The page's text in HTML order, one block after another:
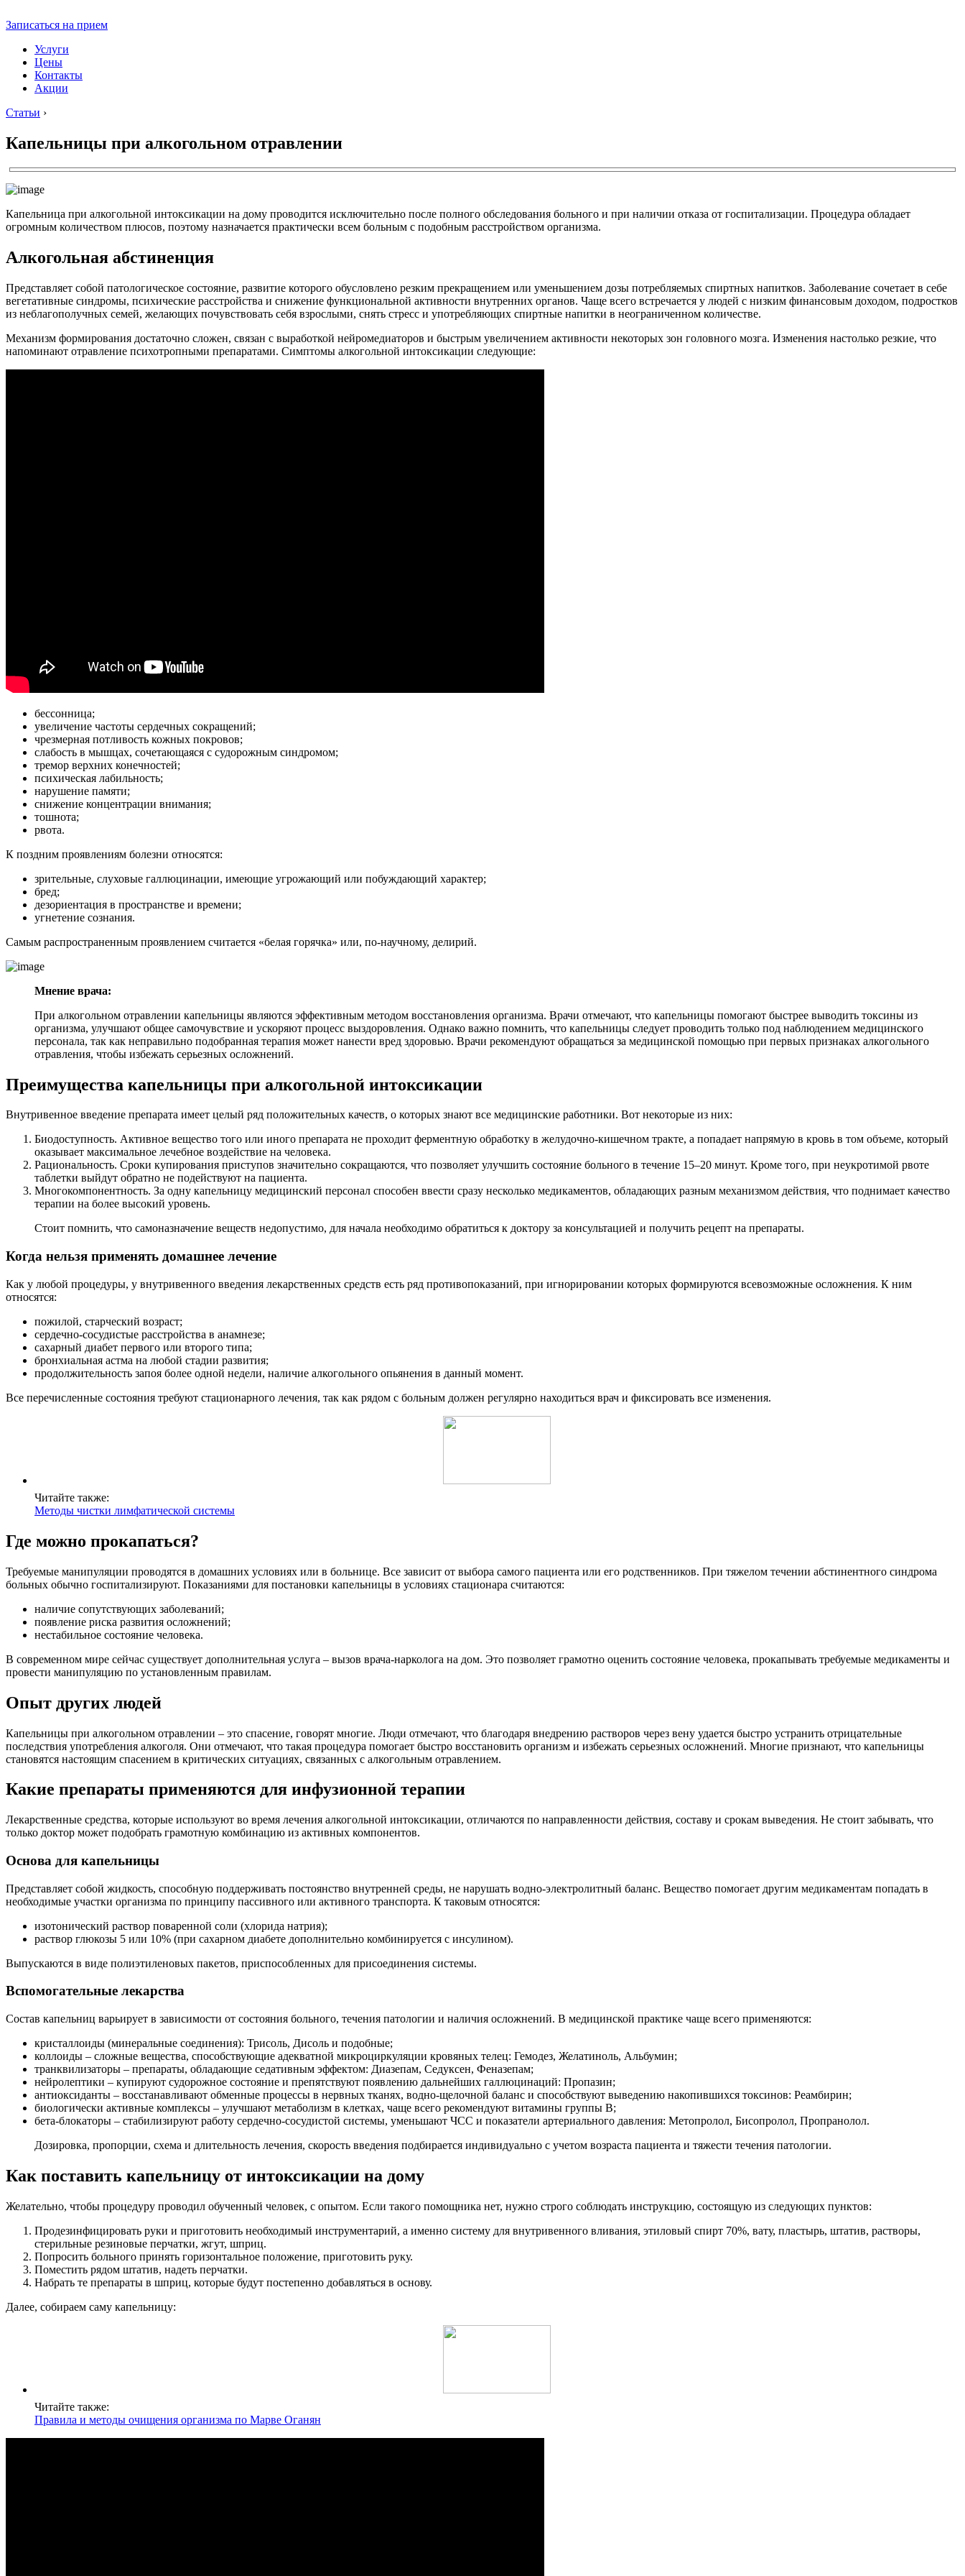
Записаться на прием
Услуги
Цены
Контакты
Акции
Статьи ›
Капельницы при алкогольном отравлении
Капельница при алкогольной интоксикации на дому проводится исключительно после полного обследования больного и при наличии отказа от госпитализации. Процедура обладает
огромным количеством плюсов, поэтому назначается практически всем больным с подобным расстройством организма.
Алкогольная абстиненция
Представляет собой патологическое состояние, развитие которого обусловлено резким прекращением или уменьшением дозы потребляемых спиртных напитков. Заболевание сочетает в себе
вегетативные синдромы, психические расстройства и снижение функциональной активности внутренних органов. Чаще всего встречается у людей с низким финансовым доходом, подростков
из неблагополучных семей, желающих почувствовать себя взрослыми, снять стресс и употребляющих спиртные напитки в неограниченном количестве.
Механизм формирования достаточно сложен, связан с выработкой нейромедиаторов и быстрым увеличением активности некоторых зон головного мозга. Изменения настолько резкие, что
напоминают отравление психотропными препаратами. Симптомы алкогольной интоксикации следующие:
бессонница;
увеличение частоты сердечных сокращений;
чрезмерная потливость кожных покровов;
слабость в мышцах, сочетающаяся с судорожным синдромом;
тремор верхних конечностей;
психическая лабильность;
нарушение памяти;
снижение концентрации внимания;
тошнота;
рвота.
К поздним проявлениям болезни относятся:
зрительные, слуховые галлюцинации, имеющие угрожающий или побуждающий характер;
бред;
дезориентация в пространстве и времени;
угнетение сознания.
Самым распространенным проявлением считается «белая горячка» или, по-научному, делирий.
Мнение врача:
При алкогольном отравлении капельницы являются эффективным методом восстановления организма. Врачи отмечают, что капельницы помогают быстрее выводить токсины из
организма, улучшают общее самочувствие и ускоряют процесс выздоровления. Однако важно помнить, что капельницы следует проводить только под наблюдением медицинского
персонала, так как неправильно подобранная терапия может нанести вред здоровью. Врачи рекомендуют обращаться за медицинской помощью при первых признаках алкогольного
отравления, чтобы избежать серьезных осложнений.
Преимущества капельницы при алкогольной интоксикации
Внутривенное введение препарата имеет целый ряд положительных качеств, о которых знают все медицинские работники. Вот некоторые из них:
Биодоступность. Активное вещество того или иного препарата не проходит ферментную обработку в желудочно-кишечном тракте, а попадает напрямую в кровь в том объеме, который
оказывает максимальное лечебное воздействие на человека.
Рациональность. Сроки купирования приступов значительно сокращаются, что позволяет улучшить состояние больного в течение 15–20 минут. Кроме того, при неукротимой рвоте
таблетки выйдут обратно не подействуют на пациента.
Многокомпонентность. За одну капельницу медицинский персонал способен ввести сразу несколько медикаментов, обладающих разным механизмом действия, что поднимает качество
терапии на более высокий уровень.
Стоит помнить, что самоназначение веществ недопустимо, для начала необходимо обратиться к доктору за консультацией и получить рецепт на препараты.
Когда нельзя применять домашнее лечение
Как у любой процедуры, у внутривенного введения лекарственных средств есть ряд противопоказаний, при игнорировании которых формируются всевозможные осложнения. К ним
относятся:
пожилой, старческий возраст;
сердечно-сосудистые расстройства в анамнезе;
сахарный диабет первого или второго типа;
бронхиальная астма на любой стадии развития;
продолжительность запоя более одной недели, наличие алкогольного опьянения в данный момент.
Все перечисленные состояния требуют стационарного лечения, так как рядом с больным должен регулярно находиться врач и фиксировать все изменения.
Читайте также:
Методы чистки лимфатической системы
Где можно прокапаться?
Требуемые манипуляции проводятся в домашних условиях или в больнице. Все зависит от выбора самого пациента или его родственников. При тяжелом течении абстинентного синдрома
больных обычно госпитализируют. Показаниями для постановки капельницы в условиях стационара считаются:
наличие сопутствующих заболеваний;
появление риска развития осложнений;
нестабильное состояние человека.
В современном мире сейчас существует дополнительная услуга – вызов врача-нарколога на дом. Это позволяет грамотно оценить состояние человека, прокапывать требуемые медикаменты и
провести манипуляцию по установленным правилам.
Опыт других людей
Капельницы при алкогольном отравлении – это спасение, говорят многие. Люди отмечают, что благодаря внедрению растворов через вену удается быстро устранить отрицательные
последствия употребления алкоголя. Они отмечают, что такая процедура помогает быстро восстановить организм и избежать серьезных осложнений. Многие признают, что капельницы
становятся настоящим спасением в критических ситуациях, связанных с алкогольным отравлением.
Какие препараты применяются для инфузионной терапии
Лекарственные средства, которые используют во время лечения алкогольной интоксикации, отличаются по направленности действия, составу и срокам выведения. Не стоит забывать, что
только доктор может подобрать грамотную комбинацию из активных компонентов.
Основа для капельницы
Представляет собой жидкость, способную поддерживать постоянство внутренней среды, не нарушать водно-электролитный баланс. Вещество помогает другим медикаментам попадать в
необходимые участки организма по принципу пассивного или активного транспорта. К таковым относятся:
изотонический раствор поваренной соли (хлорида натрия);
раствор глюкозы 5 или 10% (при сахарном диабете дополнительно комбинируется с инсулином).
Выпускаются в виде полиэтиленовых пакетов, приспособленных для присоединения системы.
Вспомогательные лекарства
Состав капельниц варьирует в зависимости от состояния больного, течения патологии и наличия осложнений. В медицинской практике чаще всего применяются:
кристаллоиды (минеральные соединения): Трисоль, Дисоль и подобные;
коллоиды – сложные вещества, способствующие адекватной микроциркуляции кровяных телец: Гемодез, Желатиноль, Альбумин;
транквилизаторы – препараты, обладающие седативным эффектом: Диазепам, Седуксен, Феназепам;
нейролептики – купируют судорожное состояние и препятствуют появлению дальнейших галлюцинаций: Пропазин;
антиоксиданты – восстанавливают обменные процессы в нервных тканях, водно-щелочной баланс и способствуют выведению накопившихся токсинов: Реамбирин;
биологически активные комплексы – улучшают метаболизм в клетках, чаще всего рекомендуют витамины группы В;
бета-блокаторы – стабилизируют работу сердечно-сосудистой системы, уменьшают ЧСС и показатели артериального давления: Метопролол, Бисопролол, Пропранолол.
Дозировка, пропорции, схема и длительность лечения, скорость введения подбирается индивидуально с учетом возраста пациента и тяжести течения патологии.
Как поставить капельницу от интоксикации на дому
Желательно, чтобы процедуру проводил обученный человек, с опытом. Если такого помощника нет, нужно строго соблюдать инструкцию, состоящую из следующих пунктов:
Продезинфицировать руки и приготовить необходимый инструментарий, а именно систему для внутривенного вливания, этиловый спирт 70%, вату, пластырь, штатив, растворы,
стерильные резиновые перчатки, жгут, шприц.
Попросить больного принять горизонтальное положение, приготовить руку.
Поместить рядом штатив, надеть перчатки.
Набрать те препараты в шприц, которые будут постепенно добавляться в основу.
Далее, собираем саму капельницу:
Читайте также:
Правила и методы очищения организма по Марве Оганян